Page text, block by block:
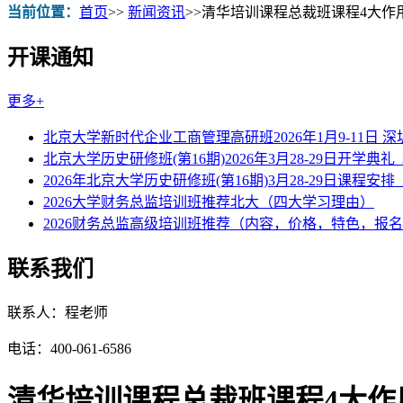
当前位置： 首页>> 新闻资讯>>清华培训课程总裁班课程4大作
开课通知
更多+
北京大学新时代企业工商管理高研班2026年1月9-11日 深
北京大学历史研修班(第16期)2026年3月28-29日开学典礼
2026年北京大学历史研修班(第16期)3月28-29日课程安排
2026大学财务总监培训班推荐北大（四大学习理由）
2026财务总监高级培训班推荐（内容，价格，特色，报名
联系我们
联系人：程老师
电话：400-061-6586